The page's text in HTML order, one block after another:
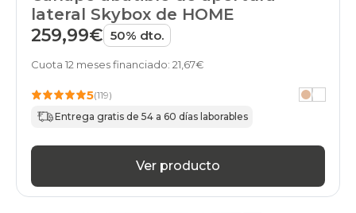
abatibles
cambria
canapes-
con-
canapes-
abatibles
cambria
con-
lateral Skybox de HOME
259,99€ 50% dto.
Cuota 12 meses financiado: 21,67€
5(119)
Entrega gratis de 54 a 60 días laborables
Ver producto